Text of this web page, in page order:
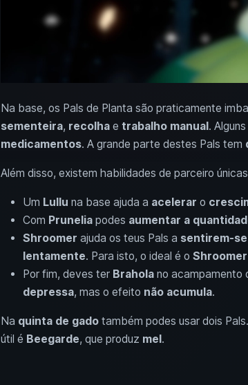
Na base, os Pals de Planta são praticamente
sementeira, recolhae trabalho manual.
medicamentos. A grande parte destes Pals tem
Além disso, existem habilidades de parceiro
Um Lullu na base ajuda a acelerar o
Com Pruneliapodes aumentar a
Shroomer ajuda os teus Pals a sentirem-
lentamente. Para isto, o ideal é o
Por fim, deves ter Braholano acampamento
depressa, mas o efeito não acumula.
Na quinta de gadotambém podes usar dois Pals.
útil é Beegarde, que produz mel.